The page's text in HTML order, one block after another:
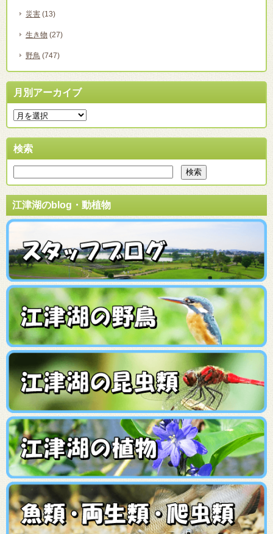
災害 (13)
生き物 (27)
野鳥 (747)
月別アーカイブ
検索
江津湖のblog・動植物